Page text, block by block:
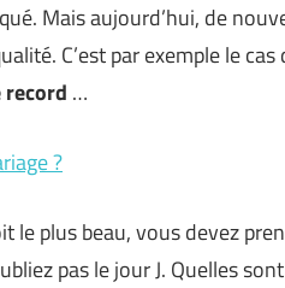
Mais aujourd’hui, de
C’est par exemple le
…
?
plus beau, vous devez
pas le jour J. Quelles